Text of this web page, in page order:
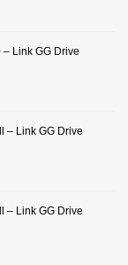
Link GG Drive
– Link GG Drive
– Link GG Drive